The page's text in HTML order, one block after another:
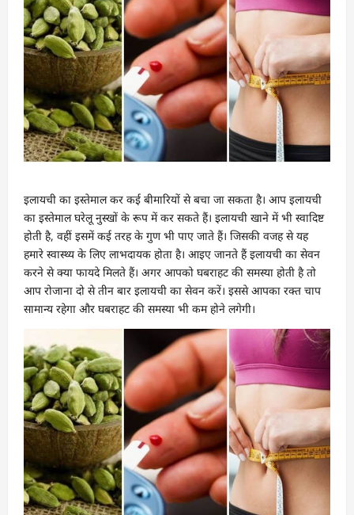
इलायची का इस्तेमाल कर कई बीमारियों से बचा जा सकता है। आप इलायची
का इस्तेमाल घरेलू नुस्खों के रूप में कर सकते हैं। इलायची खाने में भी स्वादिष्ट
होती है, वहीं इसमें कई तरह के गुण भी पाए जाते हैं। जिसकी वजह से यह
हमारे स्वास्थ्य के लिए लाभदायक होता है। आइए जानते हैं इलायची का सेवन
करने से क्या फायदे मिलते हैं। अगर आपको घबराहट की समस्या होती है तो
आप रोजाना दो से तीन बार इलायची का सेवन करें। इससे आपका रक्त चाप
सामान्य रहेगा और घबराहट की समस्या भी कम होने लगेगी।